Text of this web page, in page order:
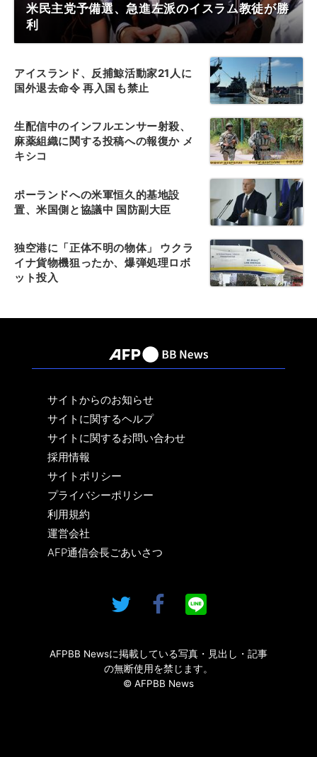
米民主党予備選、急進左派のイスラム教徒が勝
利
アイスランド、反捕鯨活動家21人に
国外退去命令 再入国も禁止
生配信中のインフルエンサー射殺、
麻薬組織に関する投稿への報復か メ
キシコ
ポーランドへの米軍恒久的基地設
置、米国側と協議中 国防副大臣
独空港に「正体不明の物体」 ウクラ
イナ貨物機狙ったか、爆弾処理ロボ
ット投入
サイトからのお知らせ
サイトに関するヘルプ
サイトに関するお問い合わせ
採用情報
サイトポリシー
プライバシーポリシー
利用規約
運営会社
AFP通信会長ごあいさつ
AFPBB Newsに掲載している写真・見出し・記事
の無断使用を禁じます。
© AFPBB News